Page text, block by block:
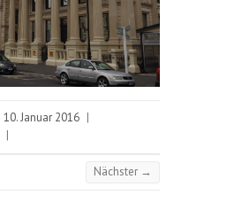
10. Januar 2016 |
|
Nächster →